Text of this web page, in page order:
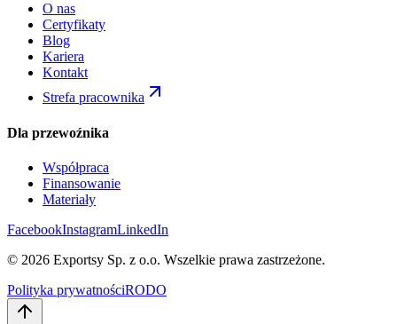
O nas
Certyfikaty
Blog
Kariera
Kontakt
Strefa pracownika
Dla przewoźnika
Współpraca
Finansowanie
Materiały
FacebookInstagramLinkedIn
© 2026 Exportsy Sp. z o.o. Wszelkie prawa zastrzeżone.
Polityka prywatnościRODO